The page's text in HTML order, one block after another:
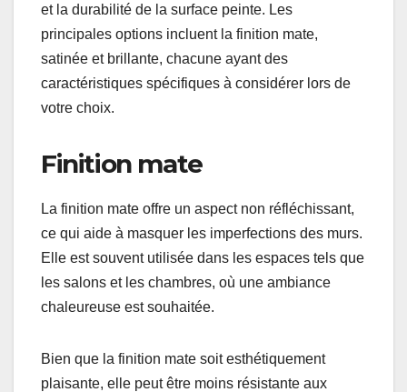
et la durabilité de la surface peinte. Les
principales options incluent la finition mate,
satinée et brillante, chacune ayant des
caractéristiques spécifiques à considérer lors de
votre choix.
Finition mate
La finition mate offre un aspect non réfléchissant,
ce qui aide à masquer les imperfections des murs.
Elle est souvent utilisée dans les espaces tels que
les salons et les chambres, où une ambiance
chaleureuse est souhaitée.
Bien que la finition mate soit esthétiquement
plaisante, elle peut être moins résistante aux